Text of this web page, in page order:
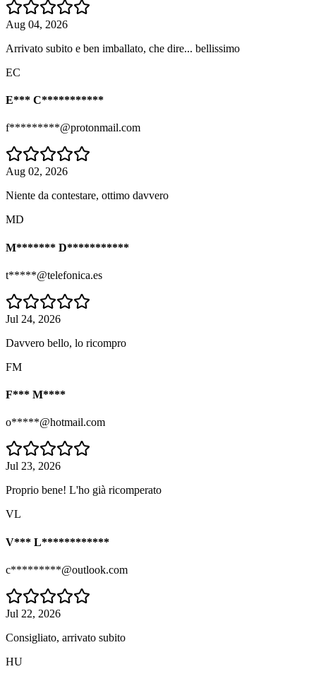
Aug 04, 2026
Arrivato subito e ben imballato, che dire... bellissimo
EC
E*** C***********
f*********@protonmail.com
Aug 02, 2026
Niente da contestare, ottimo davvero
MD
M******* D***********
t*****@telefonica.es
Jul 24, 2026
Davvero bello, lo ricompro
FM
F*** M****
o*****@hotmail.com
Jul 23, 2026
Proprio bene! L'ho già ricomperato
VL
V*** L************
c*********@outlook.com
Jul 22, 2026
Consigliato, arrivato subito
HU